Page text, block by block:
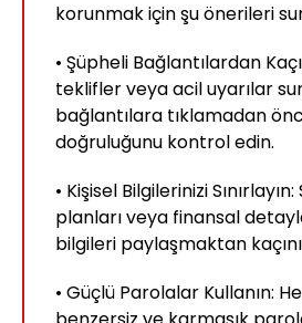
korunmak için şu önerileri
• Şüpheli Bağlantılardan
teklifler veya acil uyarılar
bağlantılara tıklamadan
doğruluğunu kontrol edin.
• Kişisel Bilgilerinizi
planları veya finansal
bilgileri paylaşmaktan
• Güçlü Parolalar Kullanın: